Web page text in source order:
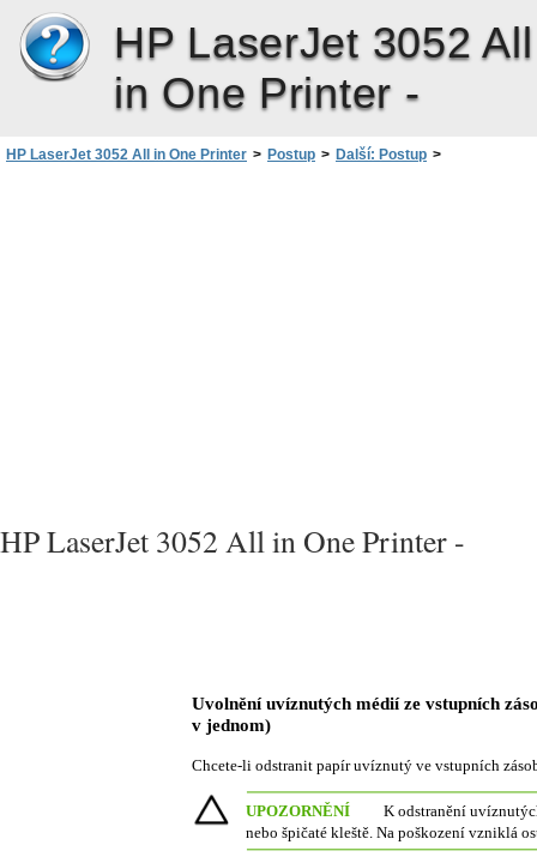
HP LaserJet 3052 All
in One Printer -
HP LaserJet 3052 All in One Printer > Postup > Další: Postup >
HP LaserJet 3052 All in One Printer -
Uvolnění uvíznutých médií ze vstupních
v jednom)
Chcete-li odstranit papír uvíznutý ve vstupních
UPOZORNĚNÍ
K odstranění
nebo špičaté kleště. Na poškození vzniklá